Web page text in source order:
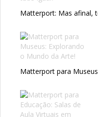
Matterport: Mas afinal,
Matterport para